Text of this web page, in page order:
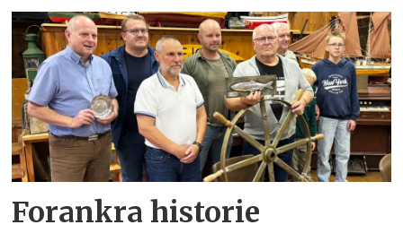
Forankra historie